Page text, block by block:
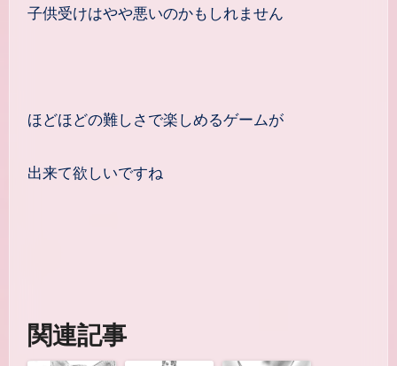
子供受けはやや悪いのかもしれません
ほどほどの難しさで楽しめるゲームが
出来て欲しいですね
関連記事